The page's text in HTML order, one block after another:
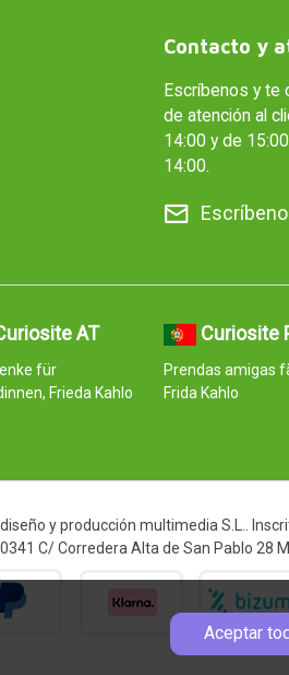
Contacto y
Escríbenos y te
de atención al
14:00 y de
14:00.
AT
für
Frieda Kahlo
Curiosite
Prendas amigas
Frida Kahlo
y producción multimedia S.L..
C/ Corredera Alta de San Pablo 28
Aceptar